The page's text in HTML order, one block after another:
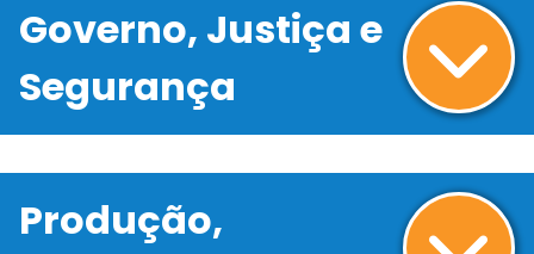
Governo, Justiça e
Segurança
Produção,